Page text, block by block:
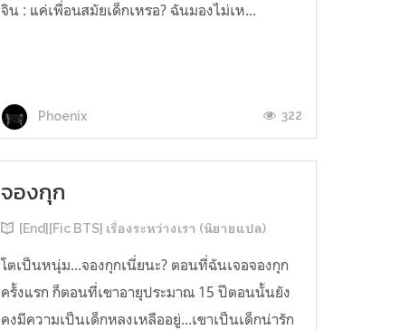
จิน : แค่เพื่อนสมัยเด็กเหรอ? ฉันมองไม่เห...
Phoenix 322
จองกุก
[End][Fic BTS] เรื่องระหว่างเรา (นิยายแปล)
โตเป็นหนุ่ม...จองกุกเนี่ยนะ? ตอนที่ฉันเจอจองกุก
ครั้งแรก ก็ตอนที่เขาอายุประมาณ 15 ปีตอนนั้นยัง
คงมีความเป็นเด็กหลงเหลืออยู่...เขาเป็นเด็กน่ารัก